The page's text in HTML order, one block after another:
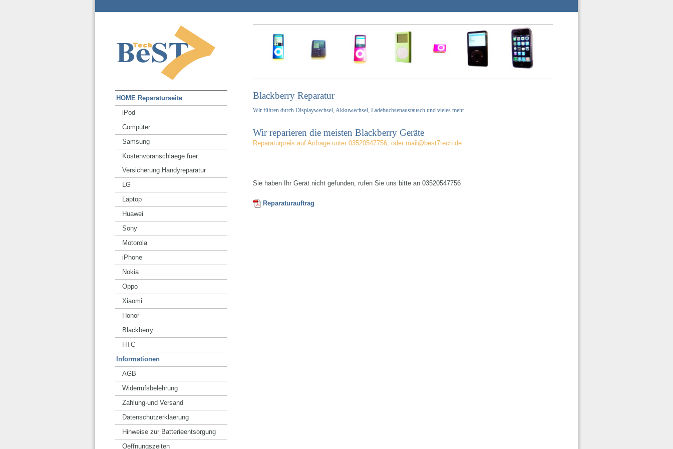
HOME Reparaturseite
iPod
Computer
Samsung
Kostenvoranschlaege fuer
Versicherung Handyreparatur
LG
Laptop
Huawei
Sony
Motorola
iPhone
Nokia
Oppo
Xiaomi
Honor
Blackberry
HTC
Informationen
AGB
Widerrufsbelehrung
Zahlung-und Versand
Datenschutzerklaerung
Hinweise zur Batterieentsorgung
Oeffnungszeiten
Blackberry Reparatur
Wir führen durch Displaywechsel, Akkuwechsel, Ladebuchsenaustausch und vieles mehr
Wir reparieren die meisten Blackberry Geräte
Reparaturpreis auf Anfrage unter 03520547756, oder mail@best7tech.de
Sie haben Ihr Gerät nicht gefunden, rufen Sie uns bitte an 03520547756
Reparaturauftrag